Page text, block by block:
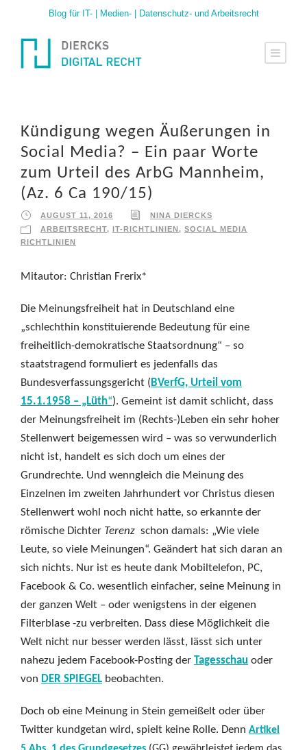
Blog für IT- | Medien- | Datenschutz- und Arbeitsrecht
Kündigung wegen Äußerungen in
Social Media? – Ein paar Worte
zum Urteil des ArbG Mannheim,
(Az. 6 Ca 190/15)
AUGUST 11, 2016
NINA DIERCKS
ARBEITSRECHT, IT-RICHTLINIEN , SOCIAL MEDIA
RICHTLINIEN
Mitautor: Christian Frerix*
Die Meinungsfreiheit hat in Deutschland eine
„schlechthin konstituierende Bedeutung für eine
freiheitlich-demokratische Staatsordnung“ – so
staatstragend formuliert es jedenfalls das
Bundesverfassungsgericht ( BVerfG, Urteil vom
15.1.1958 – „Lüth“). Gemeint ist damit schlicht, dass
der Meinungsfreiheit im (Rechts-)Leben ein sehr hoher
Stellenwert beigemessen wird – was so verwunderlich
nicht ist, handelt es sich doch um eines der
Grundrechte. Und wenngleich die Meinung des
Einzelnen im zweiten Jahrhundert vor Christus diesen
Stellenwert wohl noch nicht hatte, so erkannte der
römische Dichter Terenz schon damals: „Wie viele
Leute, so viele Meinungen“. Geändert hat sich daran an
sich nichts. Nur ist es heute dank Mobiltelefon, PC,
Facebook & Co. wesentlich einfacher, seine Meinung in
der ganzen Welt – oder wenigstens in der eigenen
Filterblase -zu verbreiten. Dass diese Möglichkeit die
Welt nicht nur besser werden lässt, lässt sich unter
nahezu jedem Facebook-Posting der Tagesschau oder
von DER SPIEGEL beobachten.
Doch ob eine Meinung in Stein gemeißelt oder über
Twitter kundgetan wird, spielt keine Rolle. Denn Artikel